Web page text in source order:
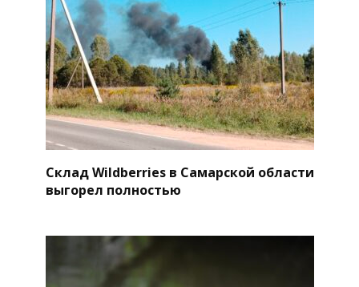
Склад Wildberries в Самарской области
выгорел полностью